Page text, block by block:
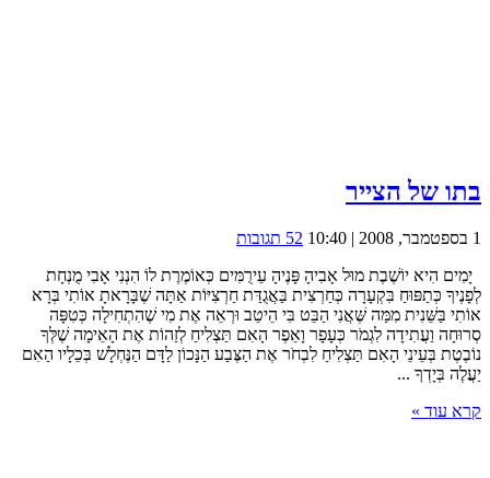
בתו של הצייר
1 בספטמבר, 2008 | 10:40
52 תגובות
יָמִים הִיא יוֹשֶׁבֶת מוּל אָבִיהָ פָּנֶיהָ עֵירֻמִּים כְּאוֹמֶרֶת לוֹ הִנְנִי אָבִי מֻנְחָת
לְפָנֶיךָ כְּתַפּוּחַ בִּקְעָרָה כְּחַרְצִית בַּאֲגֻדַּת חַרְצִיּוֹת אַתָּה שֶׁבָּרָאתָ אוֹתִי בְּרָא
אוֹתִי בַּשֵּׁנִית מִמַּה שֶּׁאֲנִי הַבֵּט בִּי הֵיטֵב וּרְאֵה אֶת מִי שֶׁהִתְחִילָה כְּטִפָּה
סְרוּחָה וַעֲתִידָה לִגְמֹר כְּעָפָר וָאֵפֶר הָאִם תַּצְלִיחַ לְזַהוֹת אֶת הָאֵימָה שֶׁלְּךָ
נוֹבֶטֶת בְּעֵינֵי הָאִם תַּצְלִיחַ לִבְחֹר אֶת הַצֶּבַע הַנָּכוֹן לַדָּם הַנֶּחְלָשׁ בְּכֵלָיו הַאִם
יַעֲלֶה בְּיָדְךָ ...
קרא עוד »